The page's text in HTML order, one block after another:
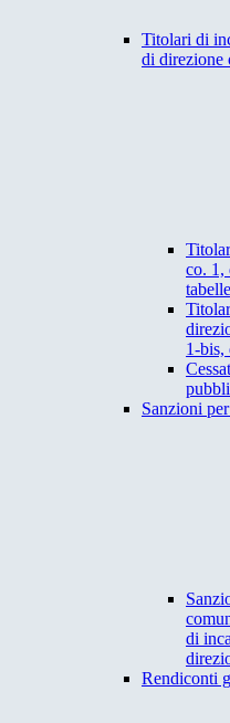
Titolari di
di direzione
co. 1,
1-bis,
Sanzioni
di
Rendiconti